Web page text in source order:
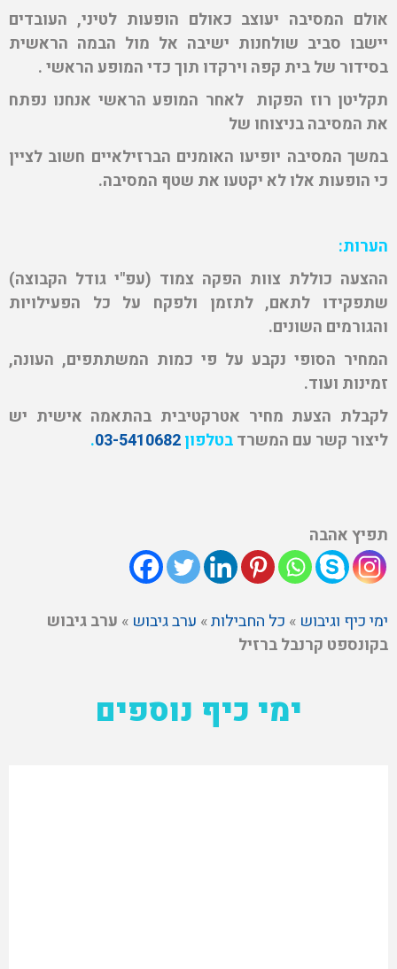
אולם המסיבה יעוצב כאולם הופעות לטיני, העובדים
יישבו סביב שולחנות ישיבה אל מול הבמה הראשית
בסידור של בית קפה וירקדו תוך כדי המופע הראשי .
תקליטן רוז הפקות לאחר המופע הראשי אנחנו נפתח
את המסיבה בניצוחו של
במשך המסיבה יופיעו האומנים הברזילאיים חשוב לציין
כי הופעות אלו לא יקטעו את שטף המסיבה.
הערות:
ההצעה כוללת צוות הפקה צמוד (עפ"י גודל הקבוצה)
שתפקידו לתאם, לתזמן ולפקח על כל הפעילויות
והגורמים השונים.
המחיר הסופי נקבע על פי כמות המשתתפים, העונה,
זמינות ועוד.
לקבלת הצעת מחיר אטרקטיבית בהתאמה אישית יש
ליצור קשר עם המשרדבטלפון03-5410682
.
תפיץ אהבה
ימי כיף וגיבוש » כל החבילות» ערב גיבוש » ערב גיבוש
בקונספט קרנבל ברזיל
ימי כיף נוספים